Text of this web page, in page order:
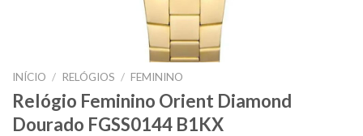
INÍCIO / RELÓGIOS / FEMININO
Relógio Feminino Orient Diamond
Dourado FGSS0144 B1KX